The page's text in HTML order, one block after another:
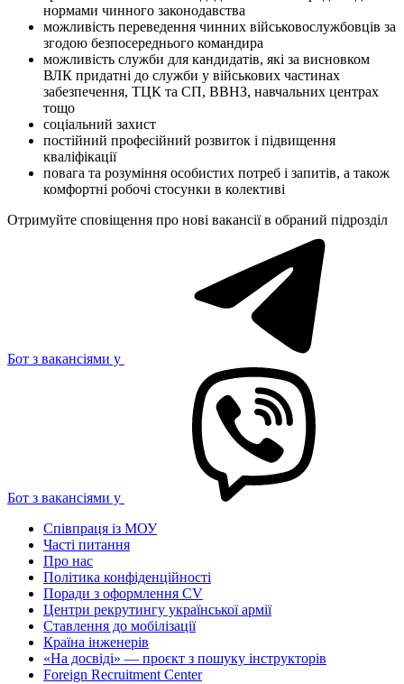
нормами чинного законодавства
можливість переведення чинних військовослужбовців за
згодою безпосереднього командира
можливість служби для кандидатів, які за висновком
ВЛК придатні до служби у військових частинах
забезпечення, ТЦК та СП, ВВНЗ, навчальних центрах
тощо
соціальний захист
постійний професійний розвиток і підвищення
кваліфікації
повага та розуміння особистих потреб і запитів, а також
комфортні робочі стосунки в колективі
Отримуйте сповіщення про нові вакансії в обраний підрозділ
Бот з вакансіями у
Бот з вакансіями у
Співпраця із МОУ
Часті питання
Про нас
Політика конфіденційності
Поради з оформлення CV
Центри рекрутингу української армії
Ставлення до мобілізації
Країна інженерів
«На досвіді» — проєкт з пошуку інструкторів
Foreign Recruitment Center